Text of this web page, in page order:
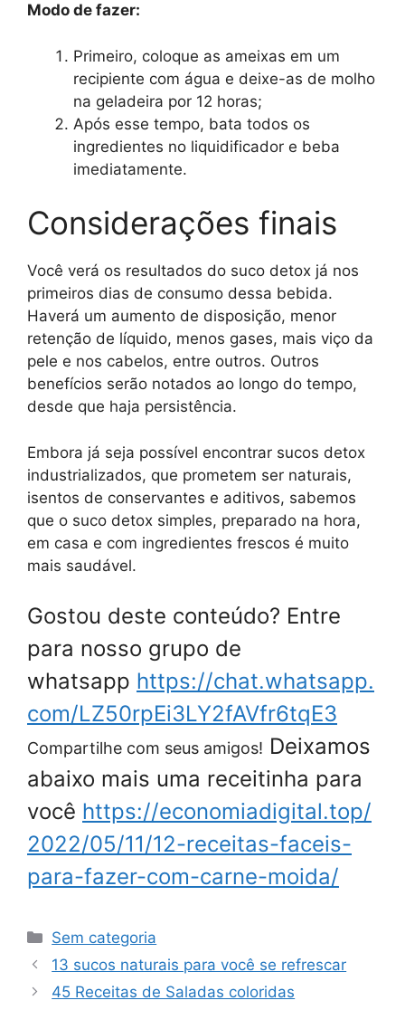
Modo de fazer:
Primeiro, coloque as ameixas em um
recipiente com água e deixe-as de molho
na geladeira por 12 horas;
Após esse tempo, bata todos os
ingredientes no liquidificador e beba
imediatamente.
Considerações finais
Você verá os resultados do suco detox já nos
primeiros dias de consumo dessa bebida.
Haverá um aumento de disposição, menor
retenção de líquido, menos gases, mais viço da
pele e nos cabelos, entre outros. Outros
benefícios serão notados ao longo do tempo,
desde que haja persistência.
Embora já seja possível encontrar sucos detox
industrializados, que prometem ser naturais,
isentos de conservantes e aditivos, sabemos
que o suco detox simples, preparado na hora,
em casa e com ingredientes frescos é muito
mais saudável.
Gostou deste conteúdo? Entre
para nosso grupo de
whatsapp https://chat.whatsapp.
com/LZ50rpEi3LY2fAVfr6tqE3
Compartilhe com seus amigos! Deixamos
abaixo mais uma receitinha para
você https://economiadigital.top/
2022/05/11/12-receitas-faceis-
para-fazer-com-carne-moida/
Categorias
Sem categoria
13 sucos naturais para você se refrescar
45 Receitas de Saladas coloridas